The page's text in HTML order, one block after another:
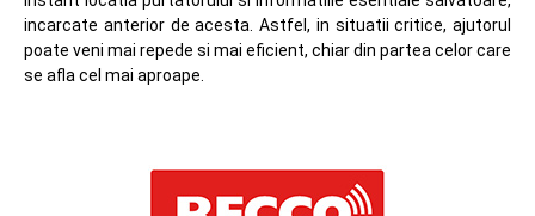
incarcate anterior de acesta. Astfel, in situatii critice, ajutorul
poate veni mai repede si mai eficient, chiar din partea celor care
se afla cel mai aproape.